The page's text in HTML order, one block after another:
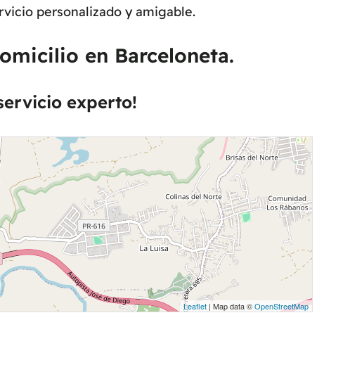
personalizado y amigable.
en Barceloneta.
experto!
Leaflet | Map data ©OpenStreetMap